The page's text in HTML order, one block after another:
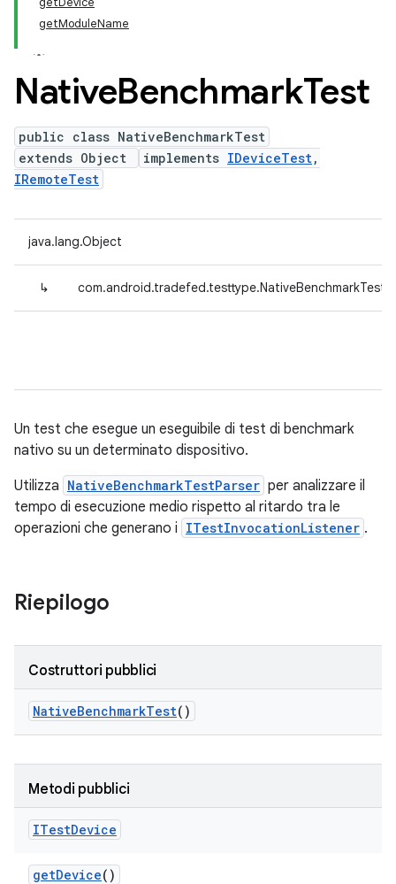
getModuleName
NativeBenchmarkTest
public class NativeBenchmarkTest
extends Object
implements IDeviceTest,
IRemoteTest
java.lang.Object
↳ com.android.tradefed.testtype.NativeBenchmarkTest
Un test che esegue un eseguibile di test di benchmark
nativo su un determinato dispositivo.
Utilizza NativeBenchmarkTestParser per analizzare il
tempo di esecuzione medio rispetto al ritardo tra le
operazioni che generano i ITestInvocationListener .
Riepilogo
Costruttori pubblici
NativeBenchmarkTest()
Metodi pubblici
ITestDevice
getDevice()